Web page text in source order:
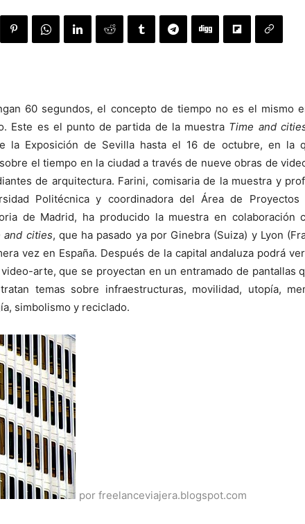
60 segundos, el concepto de tiempo no es el mismo
Este es el punto de partida de la muestra Time and
la Exposición de Sevilla hasta el 16 de octubre, en la
el tiempo en la ciudad a través de nueve obras de
de arquitectura. Farini, comisaria de la muestra y
Politécnica y coordinadora del Área de
de Madrid, ha producido la muestra en colaboración
and cities, que ha pasado ya por Ginebra (Suiza) y Lyon
vez en España. Después de la capital andaluza podrá
arte, que se proyectan en un entramado de pantallas
temas sobre infraestructuras, movilidad, utopía,
simbolismo y reciclado.
por freelanceviajera.blogspot.com